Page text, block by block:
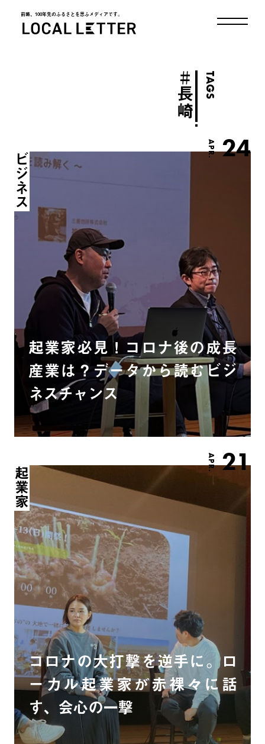
前略、100年先のふるさとを思ふメディアです。
TAGS
＃
長崎
APR. 24
ビジネス
起業家必見！コロナ後の成長
産業は？データから読むビジ
ネスチャンス
APR. 21
起業家
コロナの大打撃を逆手に。ロ
ーカル起業家が赤裸々に話
す、会心の一撃